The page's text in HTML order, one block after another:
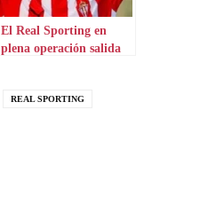
El Real Sporting en
plena operación salida
REAL SPORTING